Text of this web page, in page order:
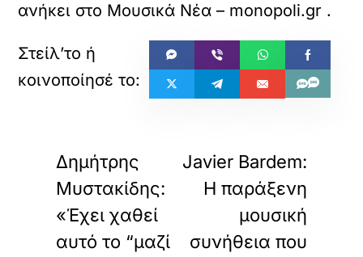
ανήκει στο Μουσικά Νέα – monopoli.gr .
Δημήτρης
Μυστακίδης:
«Έχει χαθεί
αυτό το “μαζί
Javier Bardem:
Η παράξενη
μουσική
συνήθεια που